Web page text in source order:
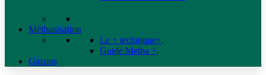
Méthanisation
Le + technique+.
Guide Metha +.
Gazons